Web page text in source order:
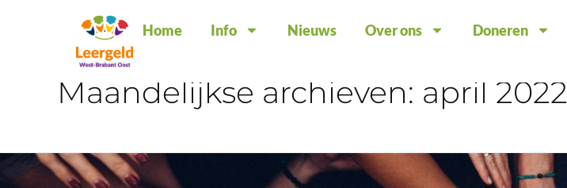
Home Info Nieuws Over ons Doneren
Start
Maandelijkse archieven: april 2022